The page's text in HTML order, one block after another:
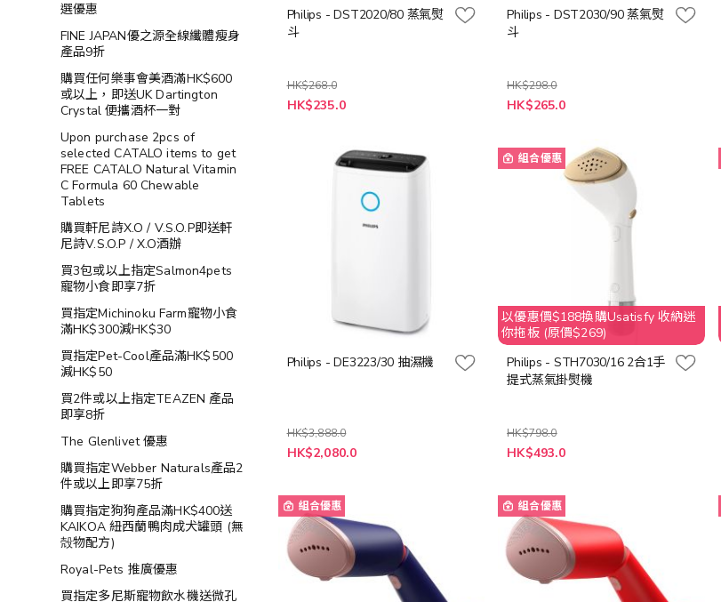
Philips - DST2020/80 蒸氣熨
斗
HK$268.0
特
殊
HK$235.0
Philips - DST2030/90 蒸氣熨
斗
HK$298.0
特
殊
HK$265.0
Philips - DE3223/30 抽濕機
HK$3,888.0
特
殊
HK$2,080.0
組合優惠
以優惠價$188換購Usatisfy 收納迷
你拖板 (原價$269)
Philips - STH7030/16 2合1手
提式蒸氣掛熨機
HK$798.0
特
殊
HK$493.0
組合優惠 組合優惠
選優惠
FINE JAPAN優之源全線纖體瘦身
產品9折
購買任何樂事會美酒滿HK$600
或以上，即送UK Dartington
Crystal 便攜酒杯一對
Upon purchase 2pcs of
selected CATALO items to get
FREE CATALO Natural Vitamin
C Formula 60 Chewable
Tablets
購買軒尼詩X.O / V.S.O.P即送軒
尼詩V.S.O.P / X.O酒辦
買3包或以上指定Salmon4pets
寵物小食即享7折
買指定Michinoku Farm寵物小食
滿HK$300減HK$30
買指定Pet-Cool產品滿HK$500
減HK$50
買2件或以上指定TEAZEN 產品
即享8折
The Glenlivet 優惠
購買指定Webber Naturals產品2
件或以上即享75折
購買指定狗狗產品滿HK$400送
KAIKOA 紐西蘭鴨肉成犬罐頭 (無
殻物配方)
Royal-Pets 推廣優惠
買指定多尼斯寵物飲水機送微孔